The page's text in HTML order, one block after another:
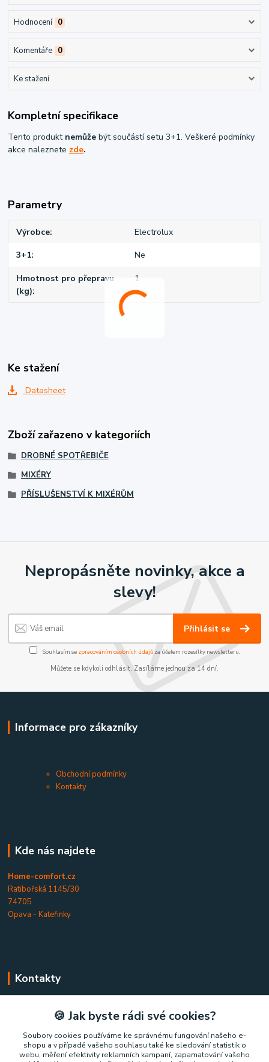
Hodnocení 0
Komentáře 0
Ke stažení
Kompletní specifikace
Tento produkt nemůže být součástí setu 3+1. Veškeré podmínky
akce naleznete zde.
Parametry
Výrobce Electrolux
3+1 Ne
Hmotnost pro přepravu
(kg)
1
Ke stažení
Datasheet
Zboží zařazeno v kategoriích
DROBNÉ SPOTŘEBIČE
MIXÉRY
PŘÍSLUŠENSTVÍ K MIXÉRŮM
Nepropásněte novinky, akce a
slevy!
Přihlásit se
Souhlasím se zpracováním osobních údajůza účelem rozesílky newsletteru.
Můžete se kdykoli odhlásit. Zasíláme jednou za 14 dní.
Informace pro zákazníky
Obchodní podmínky
Kontakty
Kde nás najdete
Home-comfort.cz
Ratibořská 1145/30
74705
Opava - Kateřinky
Kontakty
+420 777 852 326
(Po-Pá, 9-17 hod.)
🍪 Jak byste rádi své cookies?
Soubory cookies používáme ke správnému fungování našeho e-
shopu a v případě vašeho souhlasu také ke sledování statistik o
webu, měření efektivity reklamních kampaní, zapamatování vašeho